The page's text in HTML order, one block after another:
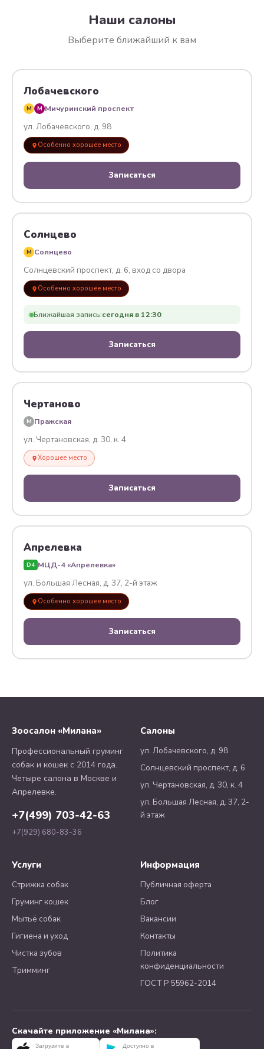
Наши салоны
Выберите ближайший к вам
Лобачевского
M M Мичуринский проспект
ул. Лобачевского, д. 98
Особенно хорошее место
Записаться
Солнцево
M Солнцево
Солнцевский проспект, д. 6, вход со двора
Особенно хорошее место
Ближайшая запись:сегодня в 12:30
Записаться
Чертаново
M Пражская
ул. Чертановская, д. 30, к. 4
Хорошее место
Записаться
Апрелевка
D4 МЦД-4 «Апрелевка»
ул. Большая Лесная, д. 37, 2-й этаж
Особенно хорошее место
Записаться
Зоосалон «Милана»
Профессиональный груминг
собак и кошек с 2014 года.
Четыре салона в Москве и
Апрелевке.
+7(499) 703-42-63
+7(929) 680-83-36
Салоны
ул. Лобачевского, д. 98
Солнцевский проспект, д. 6
ул. Чертановская, д. 30, к. 4
ул. Большая Лесная, д. 37, 2-
й этаж
Услуги
Стрижка собак
Груминг кошек
Мытьё собак
Гигиена и уход
Чистка зубов
Тримминг
Информация
Публичная оферта
Блог
Вакансии
Контакты
Политика
конфиденциальности
ГОСТ Р 55962-2014
Скачайте приложение «Милана»:
Загрузите в Доступно в